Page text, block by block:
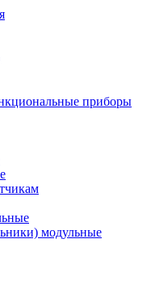
приборы
модульные